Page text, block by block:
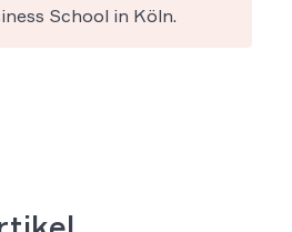
School in Köln.